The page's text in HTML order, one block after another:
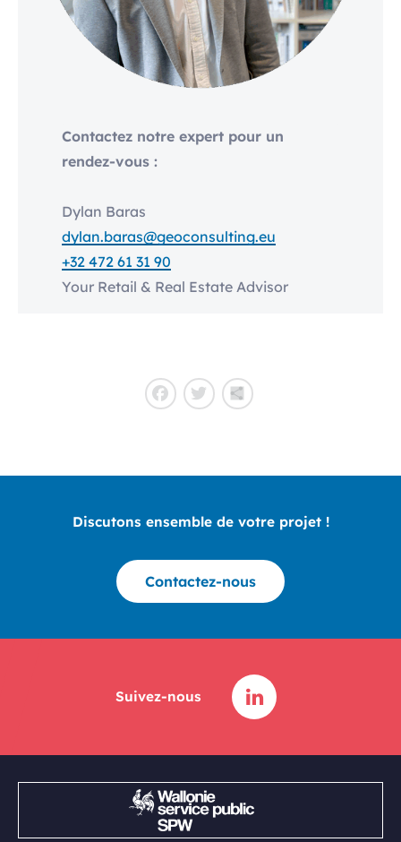
Contactez notre expert pour un
rendez-vous :
Dylan Baras
dylan.baras@geoconsulting.eu
+32 472 61 31 90
Your Retail & Real Estate Advisor
Discutons ensemble de votre projet !
Contactez-nous
Suivez-nous